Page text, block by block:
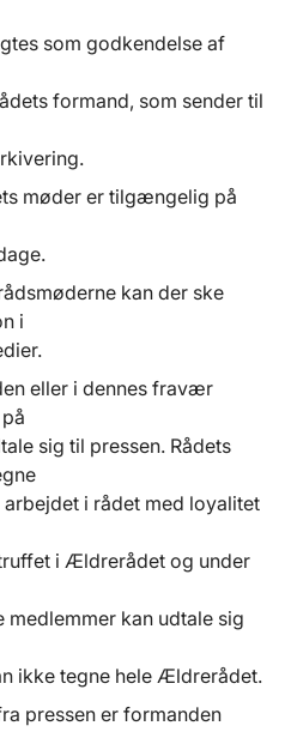
som godkendelse af
formand, som sender til
møder er tilgængelig på
kan der ske
i
eller i dennes fravær
sig til pressen. Rådets
i rådet med loyalitet
i Ældrerådet og under
medlemmer kan udtale sig
ikke tegne hele Ældrerådet.
pressen er formanden